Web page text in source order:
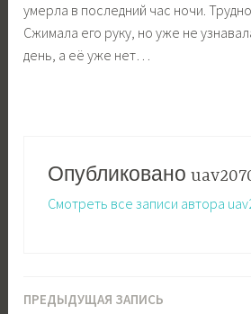
умерла в последний час ночи.
Сжимала его руку, но уже не
день, а её уже нет…
Опубликовано
Смотреть все записи автора
Навигация
ПРЕДЫДУЩАЯ ЗАПИСЬ